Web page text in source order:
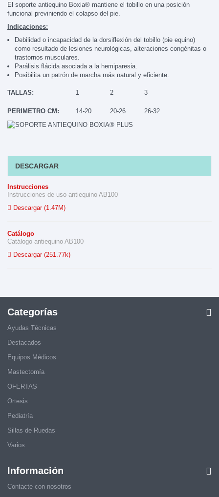
El soporte antiequino Boxia® mantiene el tobillo en una posición
funcional previniendo el colapso del pie.
Indicaciones:
Debilidad o incapacidad de la dorsiflexión del tobillo (pie equino)
como resultado de lesiones neurológicas, alteraciones congénitas o
trastornos musculares.
Parálisis flácida asociada a la hemiparesia.
Posibilita un patrón de marcha más natural y eficiente.
TALLAS: 1 2 3
PERIMETRO CM: 14-20 20-26 26-32
DESCARGAR
Instrucciones
Instrucciones de uso antiequino AB100
Descargar (1.47M)
Catálogo
Catálogo antiequino AB100
Descargar (251.77k)
Categorías
Ayudas Técnicas
Destacados
Equipos Médicos
Mastectomía
OFERTAS
Ortesis
Pediatría
Sillas de Ruedas
Varios
Información
Contacte con nosotros